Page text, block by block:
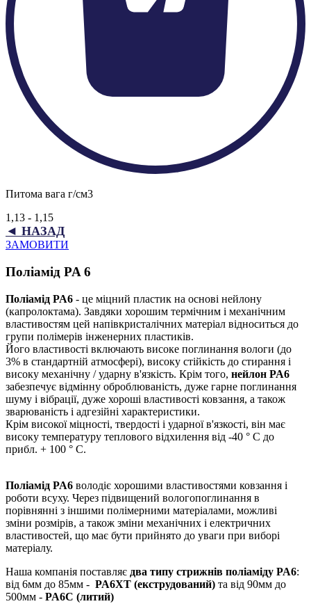
Питома вага г/см3
1,13 - 1,15
◄ НАЗАД
ЗАМОВИТИ
Поліамід PA 6
Поліамід PA6 - це міцний пластик на основі нейлону
(капролоктама). Завдяки хорошим термічним і механічним
властивостям цей напівкристалічних матеріал відноситься до
групи полімерів інженерних пластиків.
Його властивості включають високе поглинання вологи (до
3% в стандартній атмосфері), високу стійкість до стирання і
високу механічну / ударну в'язкість. Крім того, нейлон PA6
забезпечує відмінну оброблюваність, дуже гарне поглинання
шуму і вібрації, дуже хороші властивості ковзання, а також
зварюваність і адгезійні характеристики.
Крім високої міцності, твердості і ударної в'язкості, він має
високу температуру теплового відхилення від -40 ° C до
прибл. + 100 ° С.
Поліамід PA6 володіє хорошими властивостями ковзання і
роботи всуху. Через підвищений вологопоглинання в
порівнянні з іншими полімерними матеріалами, можливі
зміни розмірів, а також зміни механічних і електричних
властивостей, що має бути прийнято до уваги при виборі
матеріалу.
Наша компанія поставляє два типу стрижнів поліаміду PA6:
від 6мм до 85мм - PA6XT (екструдований) та від 90мм до
500мм - PA6C (литий)